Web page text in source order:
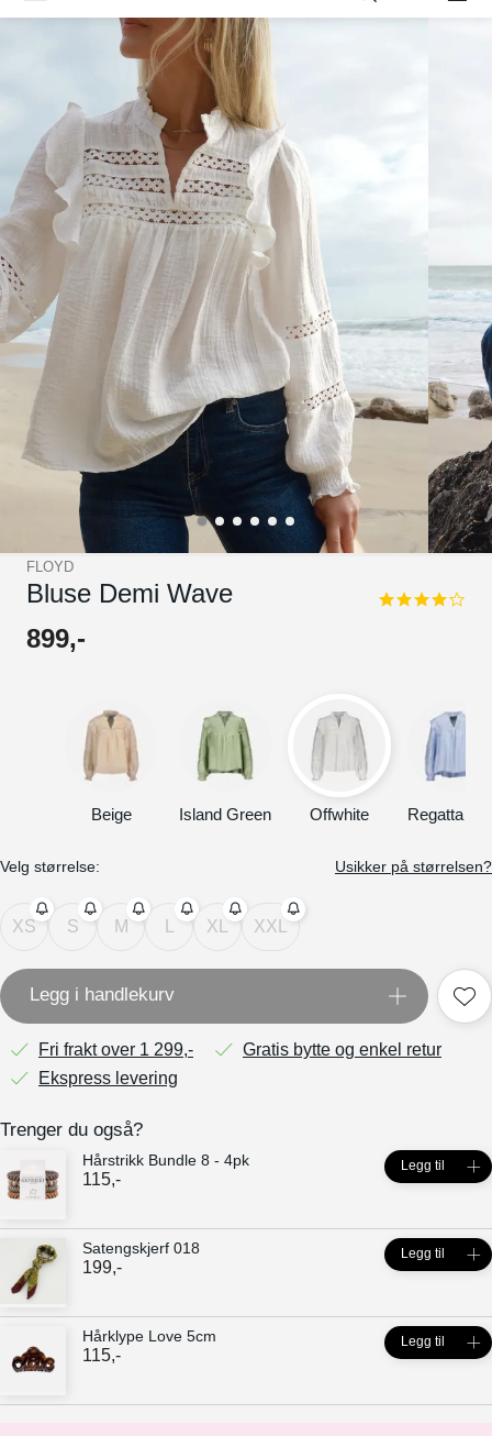
FLOYD
Bluse Demi Wave
3.8
899,-
Beige Island Green Offwhite Regatta
Velg størrelse: Usikker på størrelsen?
XS S M XL XXL
Legg i handlekurv
Fri frakt over 1 299,-
Gratis bytte og enkel retur
Ekspress levering
Trenger du også?
Hårstrikk Bundle 8 - 4pk
115,-
Legg til
Satengskjerf 018
199,-
Legg til
Hårklype Love 5cm
115,-
Legg til